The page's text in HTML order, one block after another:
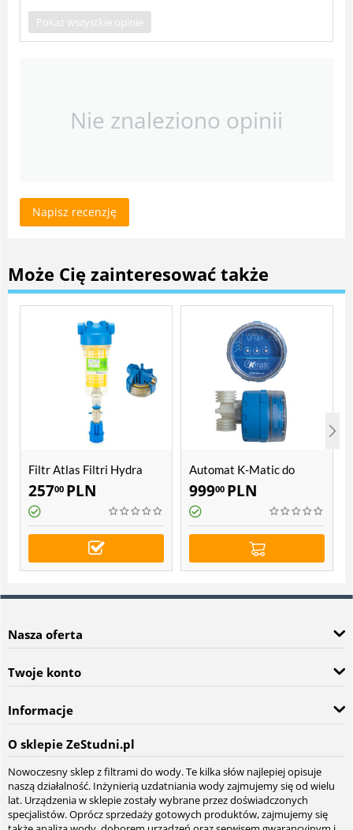
Pokaż wszystkie opinie
Nie znaleziono opinii
Napisz recenzję
Może Cię zainteresować także
Filtr Atlas Filtri Hydra
25700 PLN
Automat K-Matic do
filtrów Atlas Filtri Hydra
99900 PLN
Nasza oferta
Twoje konto
Informacje
O sklepie ZeStudni.pl
Nowoczesny sklep z filtrami do wody. Te kilka słów najlepiej opisuje
naszą działalność. Inżynierią uzdatniania wody zajmujemy się od wielu
lat. Urządzenia w sklepie zostały wybrane przez doświadczonych
specjalistów. Oprócz sprzedaży gotowych produktów, zajmujemy się